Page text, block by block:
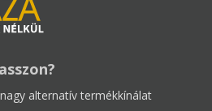
alternatív termékkínálat